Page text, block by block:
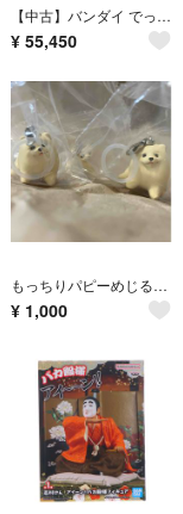
【中古】バンダイ でっかいガチャピン 0118/3000[10][240010452279]
¥ 55,450
もっちりパピーめじるしマスコット ポメラニアン3個
¥ 1,000